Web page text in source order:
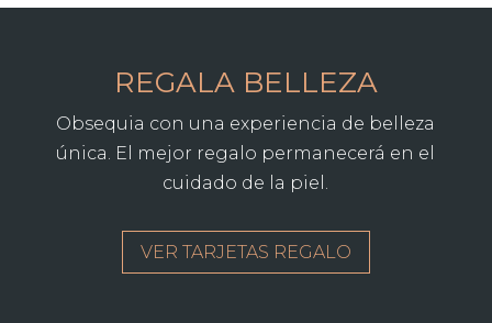
REGALA BELLEZA
Obsequia con una experiencia de belleza
única. El mejor regalo permanecerá en el
cuidado de la piel.
VER TARJETAS REGALO